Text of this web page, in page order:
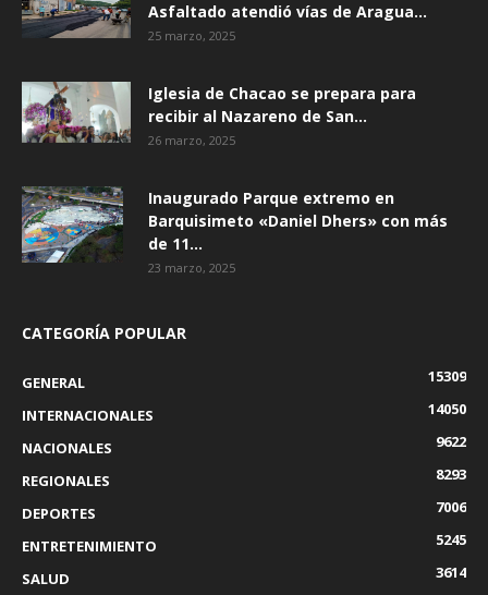
Asfaltado atendió vías de Aragua...
25 marzo, 2025
Iglesia de Chacao se prepara para
recibir al Nazareno de San...
26 marzo, 2025
Inaugurado Parque extremo en
Barquisimeto «Daniel Dhers» con más
de 11...
23 marzo, 2025
CATEGORÍA POPULAR
GENERAL
15309
INTERNACIONALES
14050
NACIONALES
9622
REGIONALES
8293
DEPORTES
7006
ENTRETENIMIENTO
5245
SALUD
3614